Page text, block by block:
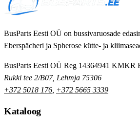
BusParts Eesti OÜ on bussivaruosade
Eberspächeri ja Spherose kütte- ja
BusParts Eesti OÜ Reg 14364941 KMKR
Rukki tee 2/B07, Lehmja 75306
+372 5018 176 +372 5665 3339
Kataloog